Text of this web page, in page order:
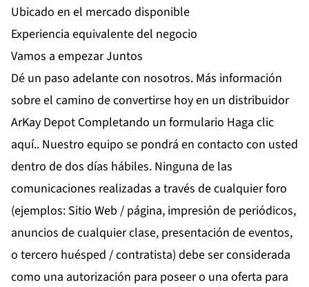
Ubicado en el mercado disponible
Experiencia equivalente del negocio
Vamos a empezar Juntos
Dé un paso adelante con nosotros. Más información
sobre el camino de convertirse hoy en un distribuidor
ArKay Depot Completando un formulario Haga clic
aquí.. Nuestro equipo se pondrá en contacto con usted
dentro de dos días hábiles. Ninguna de las
comunicaciones realizadas a través de cualquier foro
(ejemplos: Sitio Web / página, impresión de periódicos,
anuncios de cualquier clase, presentación de eventos,
o tercero huésped / contratista) debe ser considerada
como una autorización para poseer o una oferta para